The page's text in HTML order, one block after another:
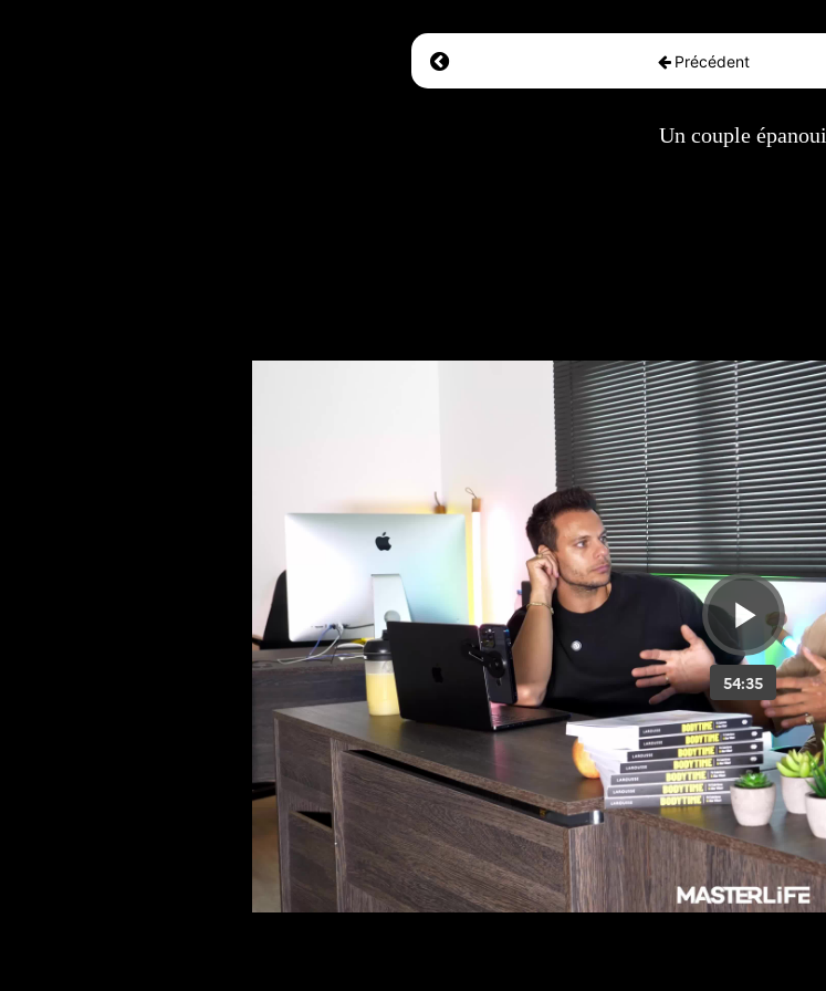
Return to course: MasterlifePrécédent
Un couple épanoui